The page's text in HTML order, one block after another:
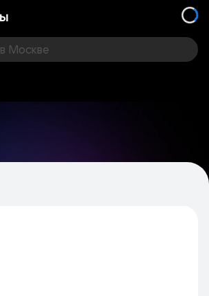
в Москве